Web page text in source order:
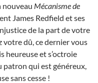
nouveau Mécanisme de
James Redfield et ses
de la part de votre
votre dû, ce dernier vous
heureuse et s’octroie
qui est généreux,
sans cesse !